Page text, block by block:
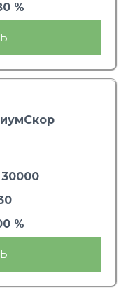
%
30000
%